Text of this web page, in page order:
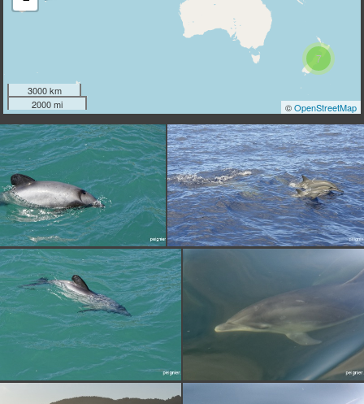
7
3000 km
2000 mi
©OpenStreetMap